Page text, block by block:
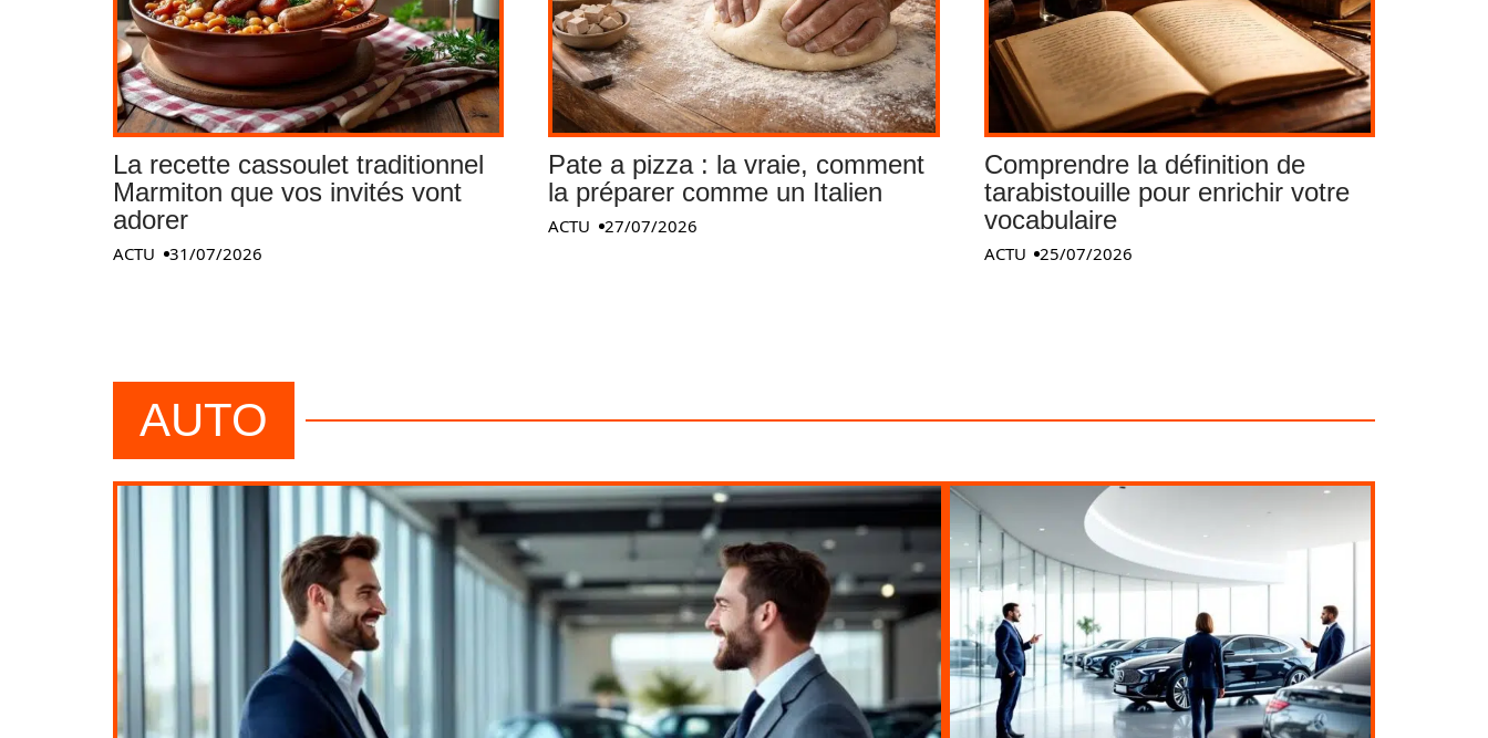
La recette cassoulet traditionnel
Marmiton que vos invités vont
adorer
ACTU 31/07/2026
Pate a pizza : la vraie, comment
la préparer comme un Italien
ACTU 27/07/2026
Comprendre la définition de
tarabistouille pour enrichir votre
vocabulaire
ACTU 25/07/2026
AUTO